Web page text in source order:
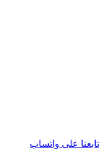
تابعنا على واتساب